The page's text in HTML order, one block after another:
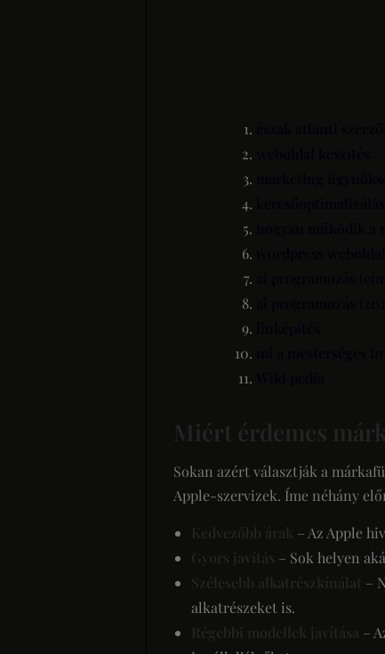
Miért érdemes
Sokan azért választják a
Apple-szervizek. Íme néhány
Kedvezőbb árak
– Az Apple
Gyors javítás – Sok helyen
Szélesebb alkatrészkínálat
–
alkatrészeket is.
Régebbi modellek javítása
–